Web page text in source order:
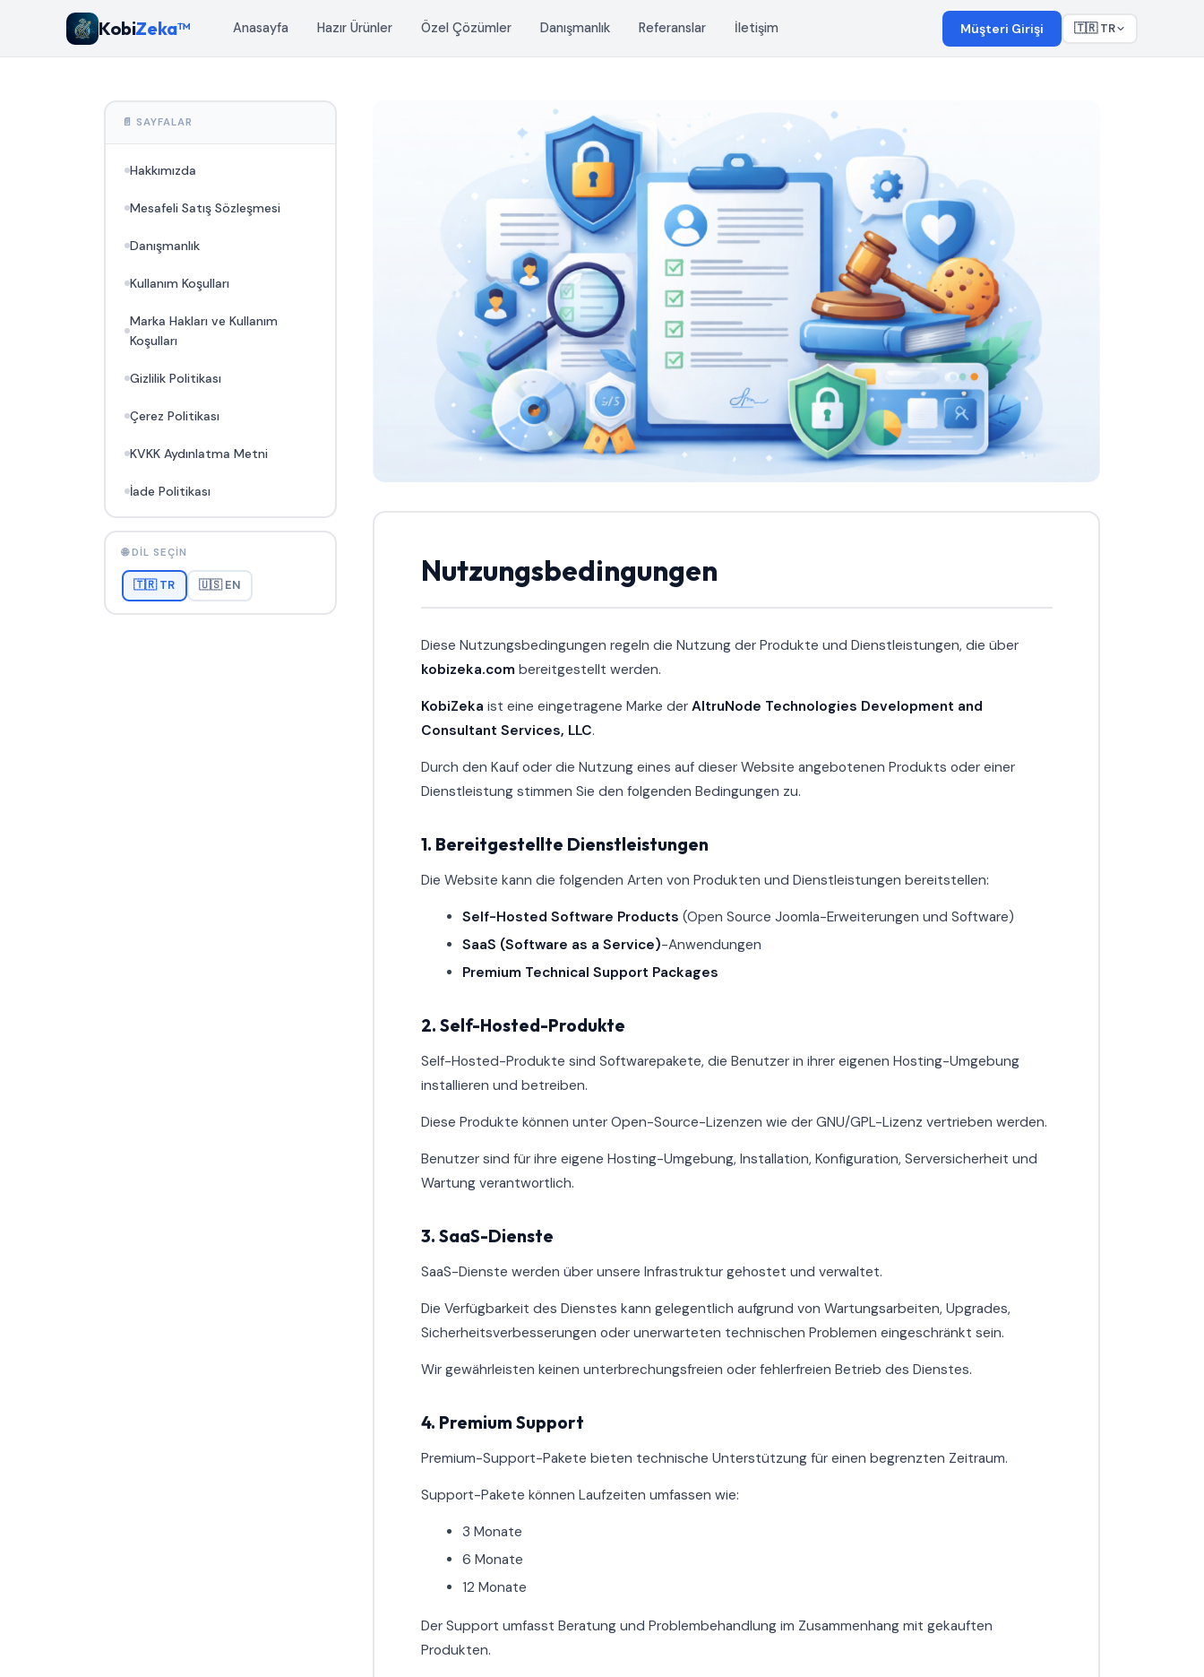
KobiZeka™ Anasayfa Hazır Ürünler Özel Çözümler Danışmanlık Referanslar İletişim Müşteri Girişi 🇹🇷 TR
📄 SAYFALAR
Hakkımızda
Mesafeli Satış Sözleşmesi
Danışmanlık
Kullanım Koşulları
Marka Hakları ve Kullanım
Koşulları
Gizlilik Politikası
Çerez Politikası
KVKK Aydınlatma Metni
İade Politikası
🌐 DIL SEÇIN
🇹🇷 TR 🇺🇸 EN Nutzungsbedingungen
Diese Nutzungsbedingungen regeln die Nutzung der Produkte und Dienstleistungen, die über
kobizeka.combereitgestellt werden.
KobiZeka ist eine eingetragene Marke der AltruNode Technologies Development and
Consultant Services, LLC.
Durch den Kauf oder die Nutzung eines auf dieser Website angebotenen Produkts oder einer
Dienstleistung stimmen Sie den folgenden Bedingungen zu.
1. Bereitgestellte Dienstleistungen
Die Website kann die folgenden Arten von Produkten und Dienstleistungen bereitstellen:
Self-Hosted Software Products (Open Source Joomla-Erweiterungen und Software)
SaaS (Software as a Service)-Anwendungen
Premium Technical Support Packages
2. Self-Hosted-Produkte
Self-Hosted-Produkte sind Softwarepakete, die Benutzer in ihrer eigenen Hosting-Umgebung
installieren und betreiben.
Diese Produkte können unter Open-Source-Lizenzen wie der GNU/GPL-Lizenz vertrieben werden.
Benutzer sind für ihre eigene Hosting-Umgebung, Installation, Konfiguration, Serversicherheit und
Wartung verantwortlich.
3. SaaS-Dienste
SaaS-Dienste werden über unsere Infrastruktur gehostet und verwaltet.
Die Verfügbarkeit des Dienstes kann gelegentlich aufgrund von Wartungsarbeiten, Upgrades,
Sicherheitsverbesserungen oder unerwarteten technischen Problemen eingeschränkt sein.
Wir gewährleisten keinen unterbrechungsfreien oder fehlerfreien Betrieb des Dienstes.
4. Premium Support
Premium-Support-Pakete bieten technische Unterstützung für einen begrenzten Zeitraum.
Support-Pakete können Laufzeiten umfassen wie:
3 Monate
6 Monate
12 Monate
Der Support umfasst Beratung und Problembehandlung im Zusammenhang mit gekauften
Produkten.